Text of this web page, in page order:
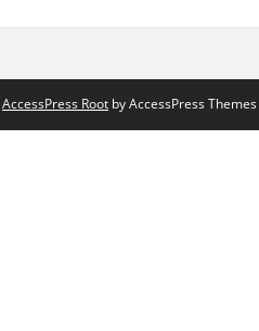
AccessPress Root by AccessPress Themes